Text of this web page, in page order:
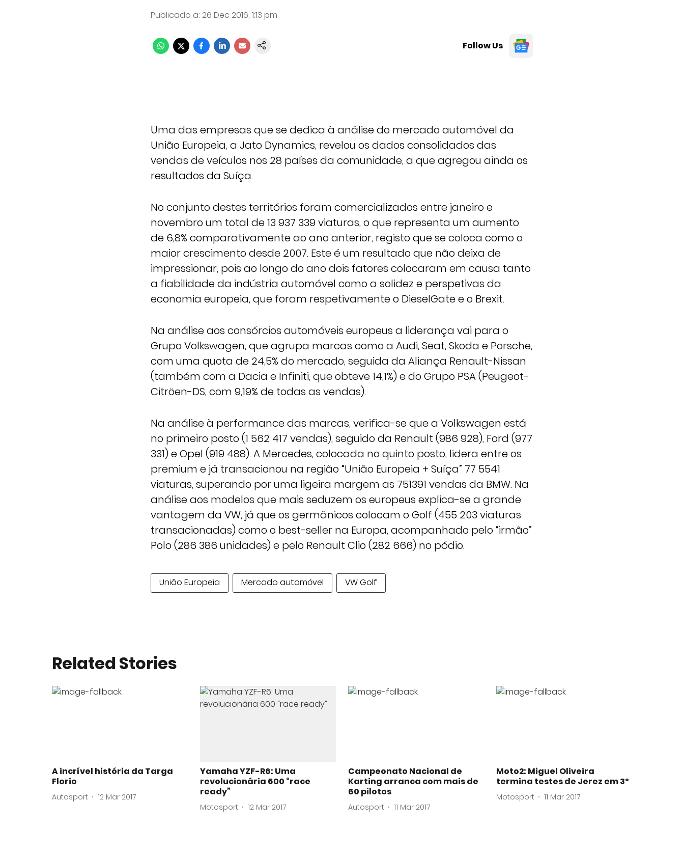
Publicado a: 26 Dec 2016, 1:13 pm
Follow Us
Uma das empresas que se dedica à análise do mercado automóvel da
União Europeia, a Jato Dynamics, revelou os dados consolidados das
vendas de veículos nos 28 países da comunidade, a que agregou ainda os
resultados da Suíça.
No conjunto destes territórios foram comercializados entre janeiro e
novembro um total de 13 937 339 viaturas, o que representa um aumento
de 6,8% comparativamente ao ano anterior, registo que se coloca como o
maior crescimento desde 2007. Este é um resultado que não deixa de
impressionar, pois ao longo do ano dois fatores colocaram em causa tanto
a fiabilidade da indústria automóvel como a solidez e perspetivas da
economia europeia, que foram respetivamente o DieselGate e o Brexit.
Na análise aos consórcios automóveis europeus a liderança vai para o
Grupo Volkswagen, que agrupa marcas como a Audi, Seat, Skoda e Porsche,
com uma quota de 24,5% do mercado, seguida da Aliança Renault-Nissan
(também com a Dacia e Infiniti, que obteve 14,1%) e do Grupo PSA (Peugeot-
Citröen-DS, com 9,19% de todas as vendas).
Na análise à performance das marcas, verifica-se que a Volkswagen está
no primeiro posto (1 562 417 vendas), seguido da Renault (986 928), Ford (977
331) e Opel (919 488). A Mercedes, colocada no quinto posto, lidera entre os
premium e já transacionou na região “União Europeia + Suíça” 77 5541
viaturas, superando por uma ligeira margem as 751391 vendas da BMW. Na
análise aos modelos que mais seduzem os europeus explica-se a grande
vantagem da VW, já que os germânicos colocam o Golf (455 203 viaturas
transacionadas) como o best-seller na Europa, acompanhado pelo “irmão”
Polo (286 386 unidades) e pelo Renault Clio (282 666) no pódio.
União Europeia Mercado automóvel VW Golf
Related Stories
A incrível história da Targa
Florio
Autosport 12 Mar 2017
Yamaha YZF-R6: Uma
revolucionária 600 “race
ready”
Motosport 12 Mar 2017
Campeonato Nacional de
Karting arranca com mais de
60 pilotos
Autosport 11 Mar 2017
Moto2: Miguel Oliveira
termina testes de Jerez em 3º
Motosport 11 Mar 2017